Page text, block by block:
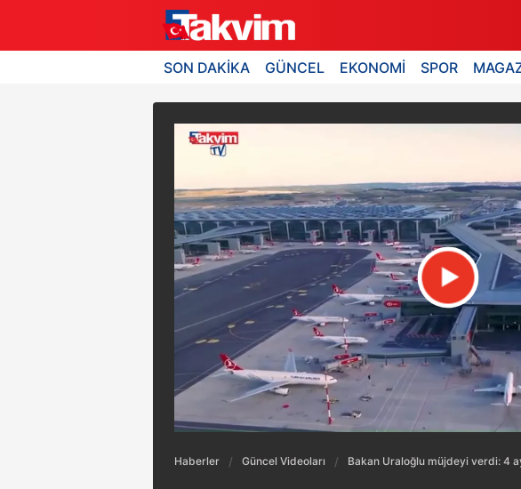
SON DAKİKA GÜNCEL EKONOMİ SPOR
Haberler Güncel Videoları Bakan Uraloğlu müjdeyi verdi: 4